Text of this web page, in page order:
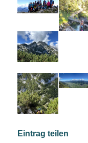
Eintrag teilen